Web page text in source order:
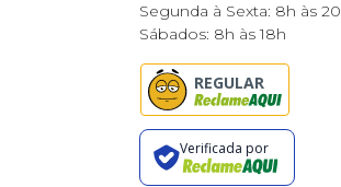
Segunda à Sexta: 8h às
Sábados: 8h às 18h